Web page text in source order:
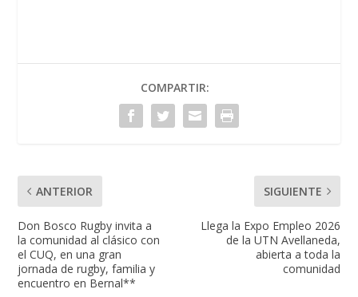
COMPARTIR:
ANTERIOR
Don Bosco Rugby invita a
la comunidad al clásico con
el CUQ, en una gran
jornada de rugby, familia y
encuentro en Bernal**
SIGUIENTE
Llega la Expo Empleo 2026
de la UTN Avellaneda,
abierta a toda la
comunidad